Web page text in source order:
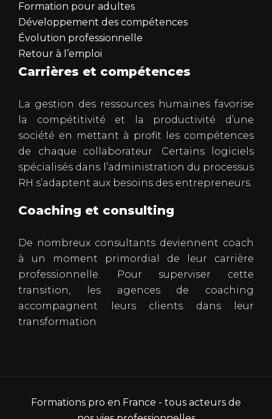
Formation pour adultes
Développement des compétences
Évolution professionnelle
Retour à l’emploi
Carrières et compétences
La gestion des ressources humaines favorise
la compétitivité et la productivité d’une
société en mettant à profit les compétences
de chaque collaborateur. Certains logiciels
spécialisés dans l’administration du processus
RH s’adaptent aux besoins des entrepreneurs.
Coaching et consulting
De nombreux consultants deviennent coach
à un moment primordial de leur carrière
professionnelle. Pour superviser cette
transition, les agences de coaching
accompagnent leurs clients dans leur
transformation.
Formations pro en France - tous acteurs de